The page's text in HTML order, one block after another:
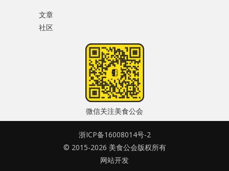
记住我的登录状态
没帐号？
公会活动
信息发布
悬赏测评
私家厨房
文章
社区
微信关注美食公会
浙ICP备16008014号-2
© 2015-2026 美食公会版权所有
网站开发